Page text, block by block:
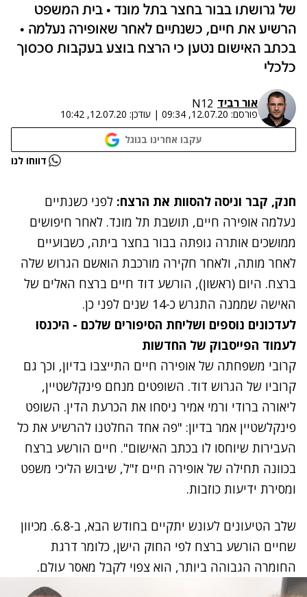
של גרושתו בבור בחצר בתל מונד • בית המשפט
הרשיע את חיים, כשנתיים לאחר שאופירה נעלמה •
בכתב האישום נטען כי הרצח בוצע בעקבות סכסוך
כלכלי
אור רביד N12
פורסם: 12.07.20, 09:34
| עודכן: 12.07.20, 10:42
עקבו אחרינו בגוגל
נתקלנו בבעיה דווחו לנו
חנק, קבר וניסה להסוות את הרצח: לפני כשנתיים
נעלמה אופירה חיים, תושבת תל מונד. לאחר חיפושים
ממושכים אותרה גופתה בבור בחצר ביתה, כשבועיים
לאחר מותה, ולאחר חקירה מורכבת הואשם הגרוש שלה
ברצח. היום (ראשון), הורשע דוד חיים ברצח האלים של
האישה שממנה התגרש כ-14 שנים לפני כן.
לעדכונים נוספים ושליחת הסיפורים שלכם - היכנסו
לעמוד הפייסבוק של החדשות
קרובי משפחתה של אופירה חיים התייצבו בדיון, וכך גם
קרוביו של הגרוש דוד. השופטים מנחם פינקלשטיין,
ליאורה ברודי ורמי אמיר ניסחו את הכרעת הדין. השופט
פינקלשטיין אמר בדיון: "פה אחד החלטנו להרשיע את כל
העבירות שיוחסו לו בכתב האישום". חיים הורשע ברצח
בכוונה תחילה של אופירה חיים ז"ל, שיבוש הליכי משפט
ומסירת ידיעות כוזבות.
שלב הטיעונים לעונש יתקיים בחודש הבא, ב-6.8. מכיוון
שחיים הורשע ברצח לפי החוק הישן, כלומר דרגת
החומרה הגבוהה ביותר, הוא צפוי לקבל מאסר עולם.